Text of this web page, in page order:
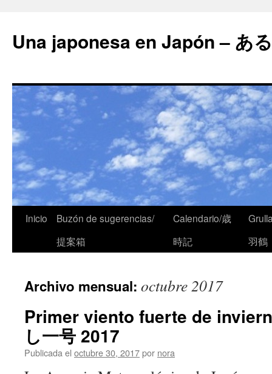
Una japonesa en Japón – あ
Inicio
Buzón de sugerencias/
提案箱
Calendario/歳
時記
羽鶴
Archivo mensual: octubre 2017
Primer viento fuerte de
し一号 2017
Publicada el octubre 30, 2017por nora